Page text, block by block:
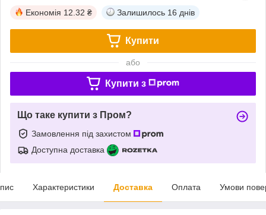
Економія 12.32 ₴ Залишилось 16 днів
Купити
або
Купити з
Що таке купити з Пром?
Замовлення під захистом
Доступна доставка
Характеристики Доставка Оплата Умови